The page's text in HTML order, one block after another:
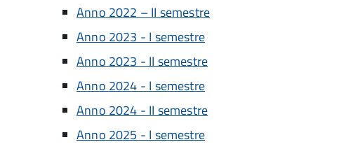
Anno 2022 – II semestre
Anno 2023 - I semestre
Anno 2023 - II semestre
Anno 2024 - I semestre
Anno 2024 - II semestre
Anno 2025 - I semestre